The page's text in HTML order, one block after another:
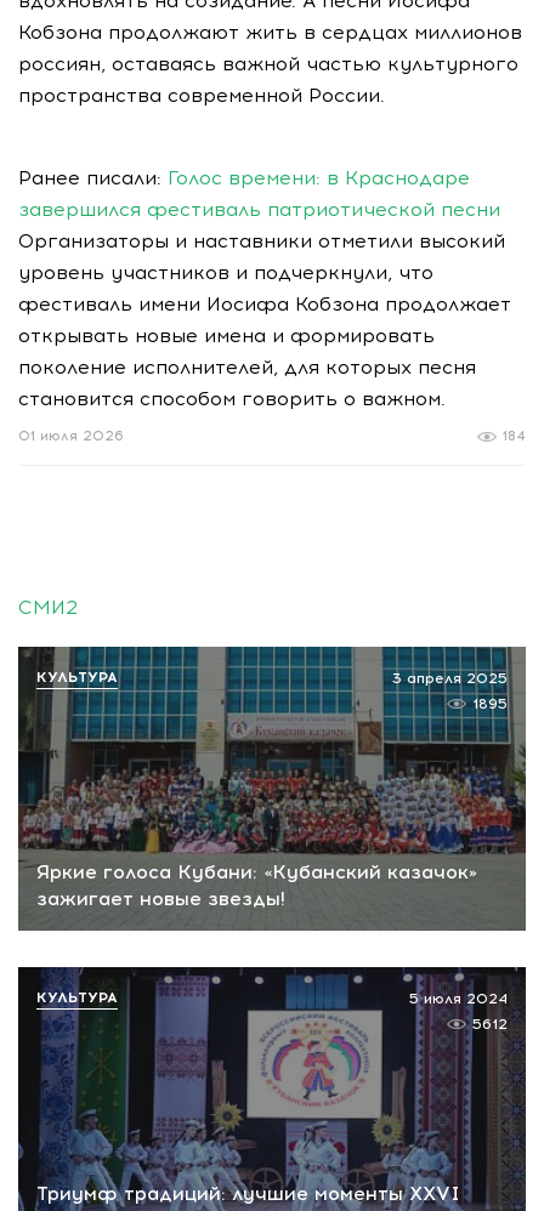
Кобзона продолжают жить в сердцах миллионов
россиян, оставаясь важной частью культурного
пространства современной России.
Ранее писали: Голос времени: в Краснодаре
завершился фестиваль патриотической песни
Организаторы и наставники отметили высокий
уровень участников и подчеркнули, что
фестиваль имени Иосифа Кобзона продолжает
открывать новые имена и формировать
поколение исполнителей, для которых песня
становится способом говорить о важном.
184
01 июля 2026
СМИ2
Яркие голоса Кубани: «Кубанский казачок»
зажигает новые звезды!
3 апреля 2025
1895
КУЛЬТУРА
Триумф традиций: лучшие моменты XXVI
5 июля 2024
5612
КУЛЬТУРА